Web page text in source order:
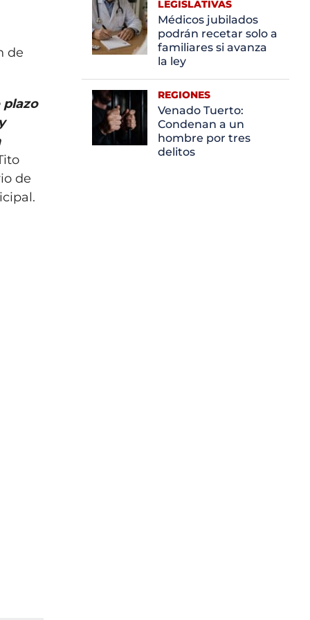
de
plazo
de
LEGISLATIVAS
Médicos jubilados
podrán recetar solo a
familiares si avanza
la ley
REGIONES
Venado Tuerto:
Condenan a un
hombre por tres
delitos